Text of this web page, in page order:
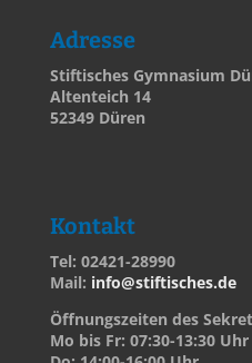
Adresse
Stiftisches Gymnasium
Altenteich 14
52349 Düren
Kontakt
Tel: 02421-28990
Mail: info@stiftisches.de
Öffnungszeiten des
Mo bis Fr: 07:30-13:30